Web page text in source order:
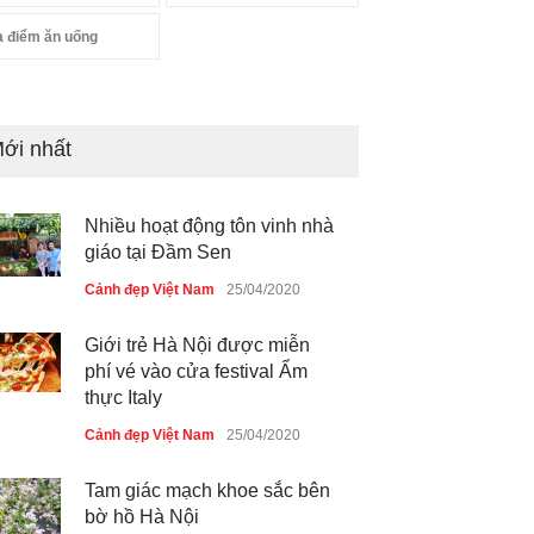
điểm ăn uống
nhất
Nhiều hoạt động tôn vinh nhà
giáo tại Đầm Sen
Cảnh đẹp Việt Nam 25/04/2020
Giới trẻ Hà Nội được miễn
phí vé vào cửa festival Ẩm
thực Italy
Cảnh đẹp Việt Nam 25/04/2020
Tam giác mạch khoe sắc bên
bờ hồ Hà Nội